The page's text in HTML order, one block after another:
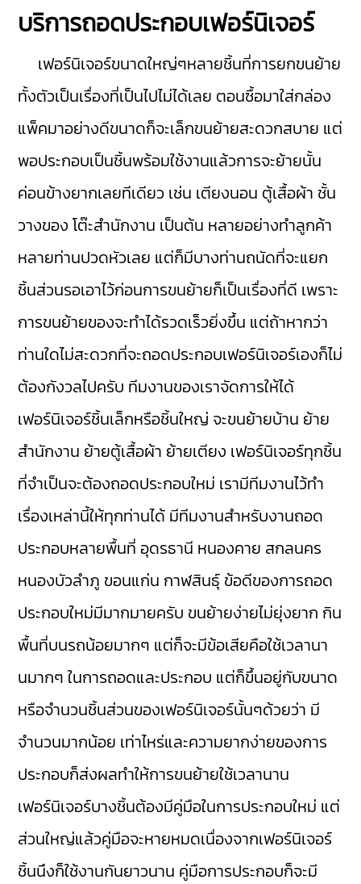
บริการถอดประกอบเฟอร์นิเจอร์
เฟอร์นิเจอร์ขนาดใหญ่ๆหลายชิ้นที่การยกขนย้าย
ทั้งตัวเป็นเรื่องที่เป็นไปไม่ได้เลย ตอนซื้อมาใส่กล่อง
แพ็คมาอย่างดีขนาดก็จะเล็กขนย้ายสะดวกสบาย แต่
พอประกอบเป็นชิ้นพร้อมใช้งานแล้วการจะย้ายนั้น
ค่อนข้างยากเลยทีเดียว เช่น เตียงนอน ตู้เสื้อผ้า ชั้น
วางของ โต๊ะสำนักงาน เป็นต้น หลายอย่างทำลูกค้า
หลายท่านปวดหัวเลย แต่ก็มีบางท่านถนัดที่จะแยก
ชิ้นส่วนรอเอาไว้ก่อนการขนย้ายก็เป็นเรื่องที่ดี เพราะ
การขนย้ายของจะทำได้รวดเร็วยิ่งขึ้น แต่ถ้าหากว่า
ท่านใดไม่สะดวกที่จะถอดประกอบเฟอร์นิเจอร์เองก็ไม่
ต้องกังวลไปครับ ทีมงานของเราจัดการให้ได้
เฟอร์นิเจอร์ชิ้นเล็กหรือชิ้นใหญ่ จะขนย้ายบ้าน ย้าย
สำนักงาน ย้ายตู้เสื้อผ้า ย้ายเตียง เฟอร์นิเจอร์ทุกชิ้น
ที่จำเป็นจะต้องถอดประกอบใหม่ เรามีทีมงานไว้ทำ
เรื่องเหล่านี้ให้ทุกท่านได้ มีทีมงานสำหรับงานถอด
ประกอบหลายพื้นที่ อุดรธานี หนองคาย สกลนคร
หนองบัวลำภู ขอนแก่น กาฬสินธุ์ ข้อดีของการถอด
ประกอบใหม่มีมากมายครับ ขนย้ายง่ายไม่ยุ่งยาก กิน
พื้นที่บนรถน้อยมากๆ แต่ก็จะมีข้อเสียคือใช้เวลานา
นมากๆ ในการถอดและประกอบ แต่ก็ขึ้นอยู่กับขนาด
หรือจำนวนชิ้นส่วนของเฟอร์นิเจอร์นั้นๆด้วยว่า มี
จำนวนมากน้อย เท่าไหร่และความยากง่ายของการ
ประกอบก็ส่งผลทำให้การขนย้ายใช้เวลานาน
เฟอร์นิเจอร์บางชิ้นต้องมีคู่มือในการประกอบใหม่ แต่
ส่วนใหญ่แล้วคู่มือจะหายหมดเนื่องจากเฟอร์นิเจอร์
ชิ้นนึงก็ใช้งานกันยาวนาน คู่มือการประกอบก็จะมี